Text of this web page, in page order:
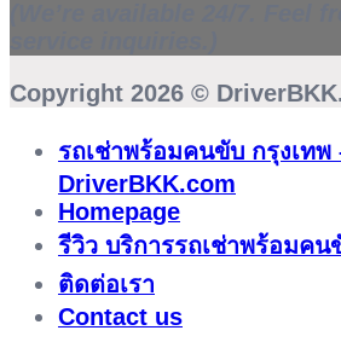
Copyright 2026 ©
รถเช่าพร้อมคนขับ กรุงเทพ
DriverBKK.com
Homepage
รีวิว บริการรถเช่าพร้อมคน
ติดต่อเรา
Contact us